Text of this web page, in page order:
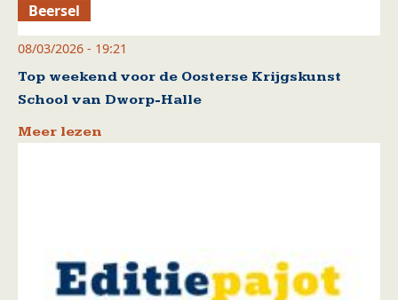
Beersel
08/03/2026 - 19:21
Top weekend voor de Oosterse Krijgskunst
School van Dworp-Halle
Meer lezen